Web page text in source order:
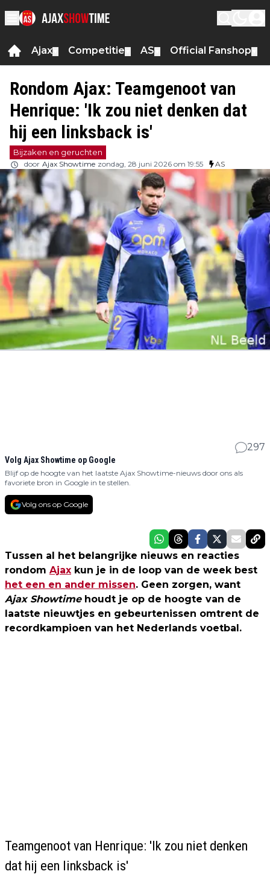
Ajax Competitie AS Official Fanshop
Rondom Ajax: Teamgenoot van
Henrique: 'Ik zou niet denken dat
hij een linksback is'
Bijzaken en geruchten
door Ajax Showtime zondag, 28 juni 2026 om 19:55 AS
297
Volg Ajax Showtime op Google
Blijf op de hoogte van het laatste Ajax Showtime-nieuws door ons als
favoriete bron in Google in te stellen.
Volg ons op Google
Tussen al het belangrijke nieuws en reacties
rondom Ajax kun je in de loop van de week best
het een en ander missen. Geen zorgen, want
Ajax Showtimehoudt je op de hoogte van de
laatste nieuwtjes en gebeurtenissen omtrent de
recordkampioen van het Nederlands voetbal.
Teamgenoot van Henrique: 'Ik zou niet denken
dat hij een linksback is'